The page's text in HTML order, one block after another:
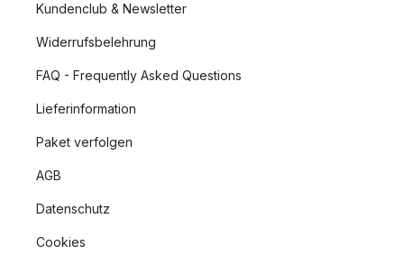
Kundenclub & Newsletter
Widerrufsbelehrung
FAQ - Frequently Asked Questions
Lieferinformation
Paket verfolgen
AGB
Datenschutz
Cookies